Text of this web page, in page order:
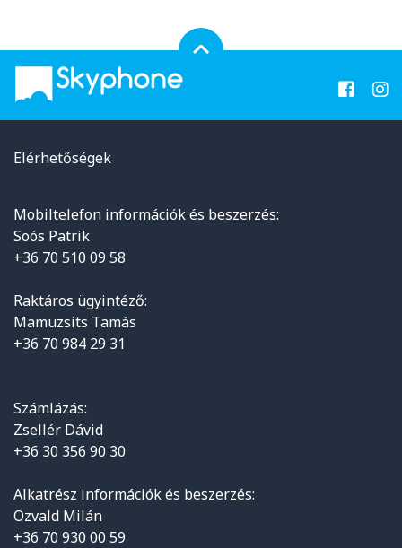
Elérhetőségek
Mobiltelefon információk és beszerzés:
Soós Patrik
+36 70 510 09 58
Raktáros ügyintéző:
Mamuzsits Tamás
+36 70 984 29 31
Számlázás:
Zsellér Dávid
+36 30 356 90 30
Alkatrész információk és beszerzés:
Ozvald Milán
+36 70 930 00 59